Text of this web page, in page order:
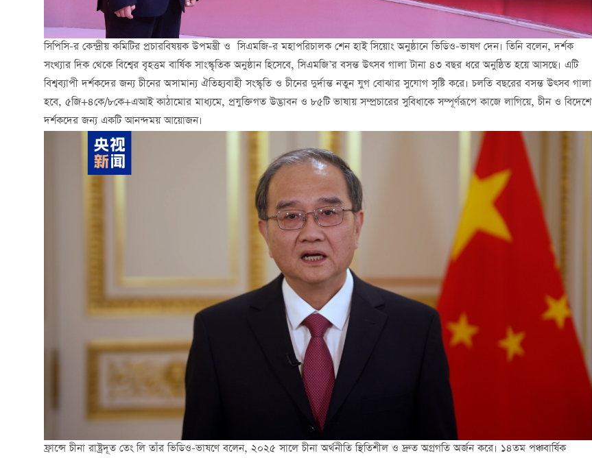
সিপিসি-র কেন্দ্রীয় কমিটির প্রচারবিষয়ক উপমন্ত্রী ও সিএমজি-র মহাপরিচালক শেন হাই সিয়োং অনুষ্ঠানে ভিডিও-ভাষণ দেন। তিনি বলেন, দর্শক
সংখ্যার দিক থেকে বিশ্বের বৃহত্তম বার্ষিক সাংস্কৃতিক অনুষ্ঠান হিসেবে, সিএমজি’র বসন্ত উত্সব গালা টানা ৪৩ বছর ধরে অনুষ্ঠিত হয়ে আসছে। এটি
বিশ্বব্যাপী দর্শকদের জন্য চীনের অসামান্য ঐতিহ্যবাহী সংস্কৃতি ও চীনের দুর্দান্ত নতুন যুগ বোঝার সুযোগ সৃষ্টি করে। চলতি বছরের বসন্ত উত্সব গালা
হবে, ৫জি+৪কে/৮কে+এআই কাঠামোর মাধ্যমে, প্রযুক্তিগত উদ্ভাবন ও ৮৫টি ভাষায় সম্প্রচারের সুবিধাকে সম্পূর্ণরূপে কাজে লাগিয়ে, চীন ও বিদেশে
দর্শকদের জন্য একটি আনন্দময় আয়োজন।
ফ্রান্সে চীনা রাষ্ট্রদূত তেং লি তাঁর ভিডিও-ভাষণে বলেন, ২০২৫ সালে চীনা অর্থনীতি স্থিতিশীল ও দ্রুত অগ্রগতি অর্জন করে। ১৪তম পঞ্চবার্ষিক